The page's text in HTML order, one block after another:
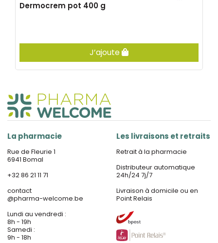
Dermocrem pot 400 g
J’ajoute
La pharmacie
Rue de Fleurie 1
6941 Bomal
+32 86 21 11 71
contact
@pharma-welcome.be
Lundi au vendredi :
8h - 19h
Samedi :
9h - 18h
Les livraisons et retraits
Retrait à la pharmacie
Distributeur automatique
24h/24 7j/7
Livraison à domicile ou en
Point Relais